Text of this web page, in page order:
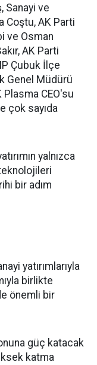
Sanayi ve
Coştu, AK Parti
ve Osman
AK Parti
Çubuk İlçe
Genel Müdürü
CEO'su
çok sayıda
yalnızca
bir adım
yatırımlarıyla
birlikte
önemli bir
güç katacak
katma